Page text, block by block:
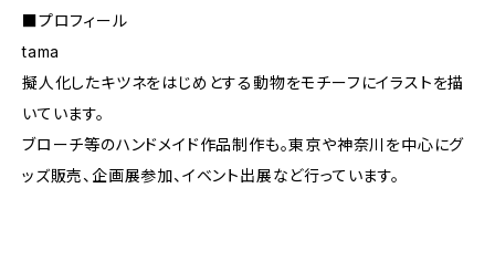
■プロフィール
tama
擬人化したキツネをはじめとする動物をモチーフにイラストを描
いています。
ブローチ等のハンドメイド作品制作も。東京や神奈川を中心にグ
ッズ販売、企画展参加、イベント出展など行っています。